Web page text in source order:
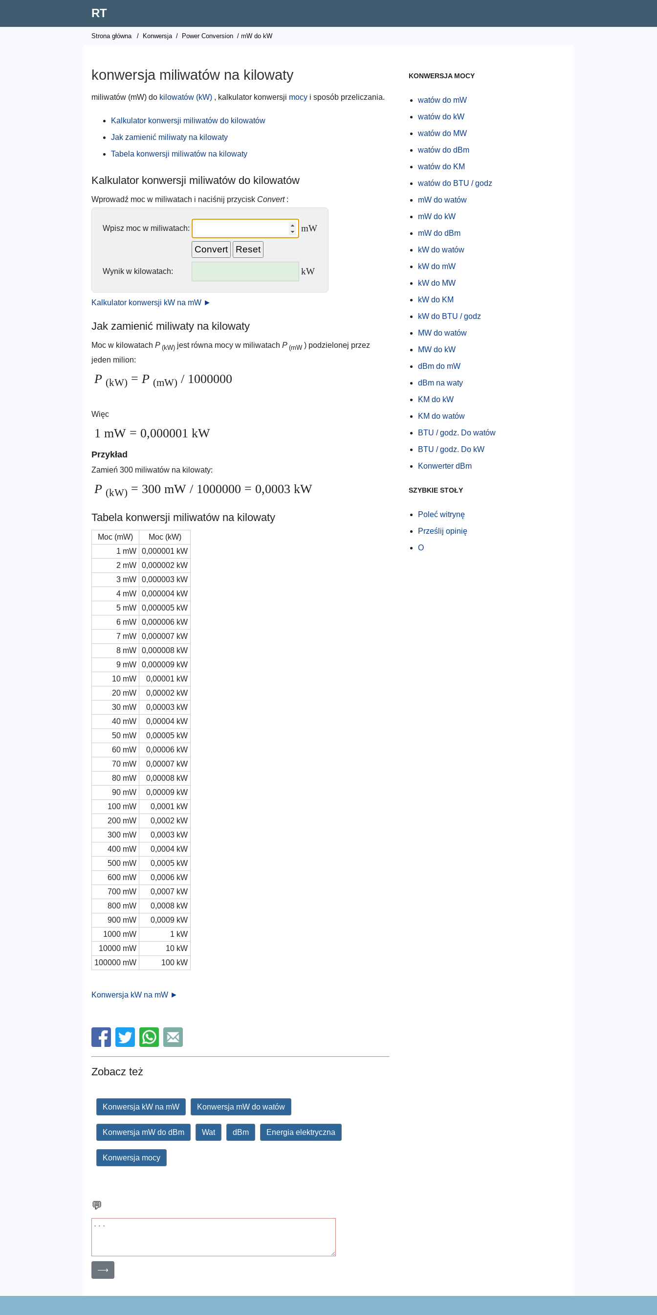
RT
Strona główna / Konwersja / Power Conversion / mW do kW
konwersja miliwatów na kilowaty
miliwatów (mW) do kilowatów (kW) , kalkulator konwersji mocy i sposób przeliczania.
Kalkulator konwersji miliwatów do kilowatów
Jak zamienić miliwaty na kilowaty
Tabela konwersji miliwatów na kilowaty
Kalkulator konwersji miliwatów do kilowatów
Wprowadź moc w miliwatach i naciśnij przycisk Convert:
Wpisz moc w miliwatach: mW
Wynik w kilowatach: kW
Kalkulator konwersji kW na mW ►
Jak zamienić miliwaty na kilowaty
Moc w kilowatach P (kW) jest równa mocy w miliwatach P (mW ) podzielonej przez
jeden milion:
P (kW) = P (mW) / 1000000
Więc
1 mW = 0,000001 kW
Przykład
Zamień 300 miliwatów na kilowaty:
P (kW) = 300 mW / 1000000 = 0,0003 kW
Tabela konwersji miliwatów na kilowaty
Moc (mW)
Moc (kW)
1 mW
0,000001 kW
2 mW
0,000002 kW
3 mW
0,000003 kW
4 mW
0,000004 kW
5 mW
0,000005 kW
6 mW
0,000006 kW
7 mW
0,000007 kW
8 mW
0,000008 kW
9 mW
0,000009 kW
10 mW
0,00001 kW
20 mW
0,00002 kW
30 mW
0,00003 kW
40 mW
0,00004 kW
50 mW
0,00005 kW
60 mW
0,00006 kW
70 mW
0,00007 kW
80 mW
0,00008 kW
90 mW
0,00009 kW
100 mW
0,0001 kW
200 mW
0,0002 kW
300 mW
0,0003 kW
400 mW
0,0004 kW
500 mW
0,0005 kW
600 mW
0,0006 kW
700 mW
0,0007 kW
800 mW
0,0008 kW
900 mW
0,0009 kW
1000 mW
1 kW
10000 mW
10 kW
100000 mW
100 kW
Konwersja kW na mW ►
Zobacz też
Konwersja kW na mW Konwersja mW do watów
Konwersja mW do dBm Wat dBm Energia elektryczna
Konwersja mocy
💬
⟶
KONWERSJA MOCY
watów do mW
watów do kW
watów do MW
watów do dBm
watów do KM
watów do BTU / godz
mW do watów
mW do kW
mW do dBm
kW do watów
kW do mW
kW do MW
kW do KM
kW do BTU / godz
MW do watów
MW do kW
dBm do mW
dBm na waty
KM do kW
KM do watów
BTU / godz. Do watów
BTU / godz. Do kW
Konwerter dBm
SZYBKIE STOŁY
Poleć witrynę
Prześlij opinię
O